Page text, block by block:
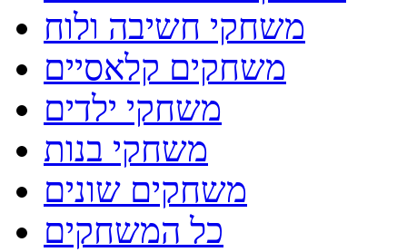
משחקי חשיבה ולוח
משחקים קלאסיים
משחקי ילדים
משחקי בנות
משחקים שונים
כל המשחקים